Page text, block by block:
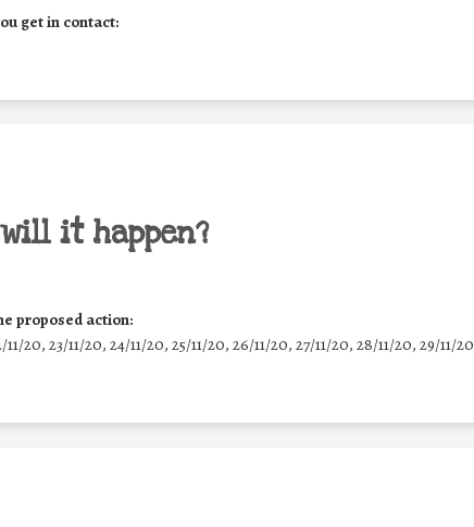
get in contact:
will it happen?
proposed action:
11/20, 23/11/20, 24/11/20, 25/11/20, 26/11/20, 27/11/20, 28/11/20, 29/11/20